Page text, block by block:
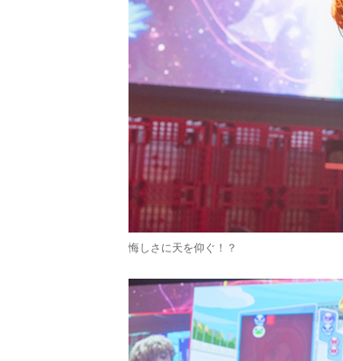
悔しさに天を仰ぐ！？